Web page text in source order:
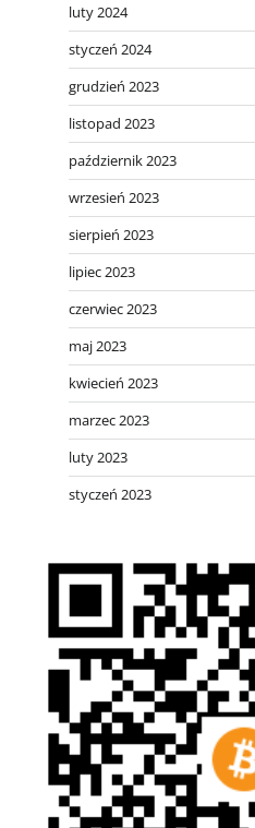
luty 2024
styczeń 2024
grudzień 2023
listopad 2023
październik 2023
wrzesień 2023
sierpień 2023
lipiec 2023
czerwiec 2023
maj 2023
kwiecień 2023
marzec 2023
luty 2023
styczeń 2023